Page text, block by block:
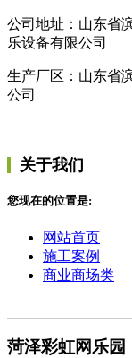
公司地址：山东省
乐设备有限公司
生产厂区：山东省
公司
关于我们
您现在的位置是:
网站首页
施工案例
商业商场类
菏泽彩虹网乐园